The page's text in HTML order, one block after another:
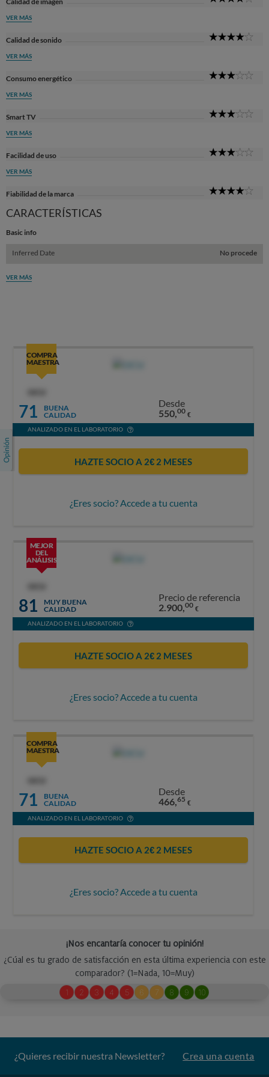
VER MÁS
Calidad de sonido
VER MÁS
Consumo energético
VER MÁS
Smart TV
VER MÁS
Facilidad de uso
VER MÁS
Fiabilidad de la marca
CARACTERÍSTICAS
Basic info
Inferred Date No procede
VER MÁS
COMPRA
MAESTRA
71
BUENA
CALIDAD
Desde
550,00 €
ANALIZADO EN EL LABORATORIO
HAZTE SOCIO A 2€ 2 MESES
¿Eres socio? Accede a tu cuenta
MEJOR
DEL
ANÁLISIS
81
MUY BUENA
CALIDAD
Precio de referencia
2.900,00 €
ANALIZADO EN EL LABORATORIO
HAZTE SOCIO A 2€ 2 MESES
¿Eres socio? Accede a tu cuenta
COMPRA
MAESTRA
71
BUENA
CALIDAD
Desde
466,65 €
ANALIZADO EN EL LABORATORIO
HAZTE SOCIO A 2€ 2 MESES
¿Eres socio? Accede a tu cuenta
¿Quieres recibir nuestra Newsletter? Crea una cuenta